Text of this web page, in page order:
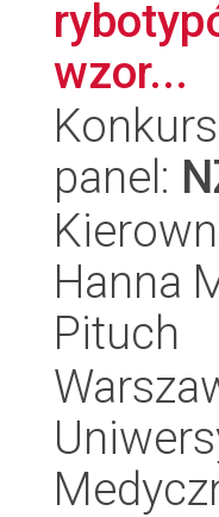
wzor...
panel:
Hanna
Pituch